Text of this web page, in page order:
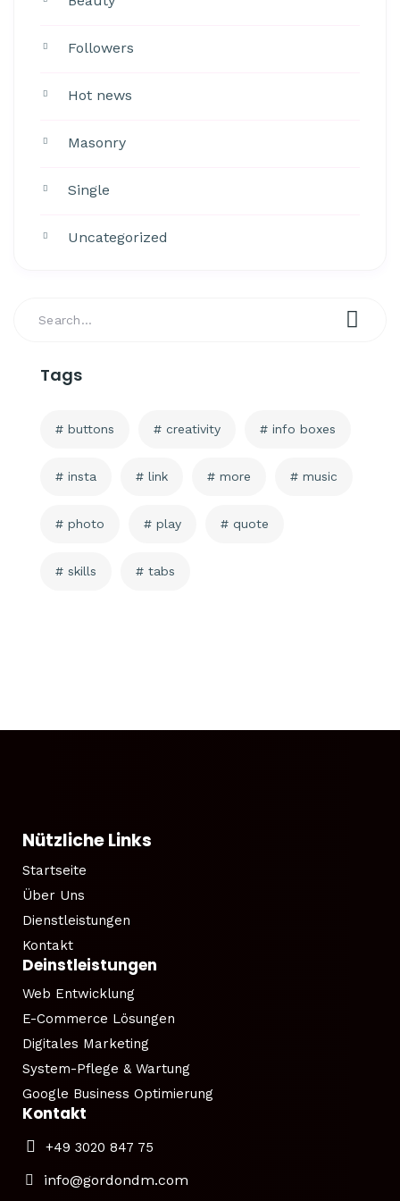
Followers
Hot news
Masonry
Single
Uncategorized
Tags
buttons creativity info boxes
insta link more music
photo play quote
skills tabs
Nützliche Links
Startseite
Über Uns
Dienstleistungen
Kontakt
Deinstleistungen
Web Entwicklung
E-Commerce Lösungen
Digitales Marketing
System-Pflege & Wartung
Google Business Optimierung
Kontakt
+49 3020 847 75
info@gordondm.com